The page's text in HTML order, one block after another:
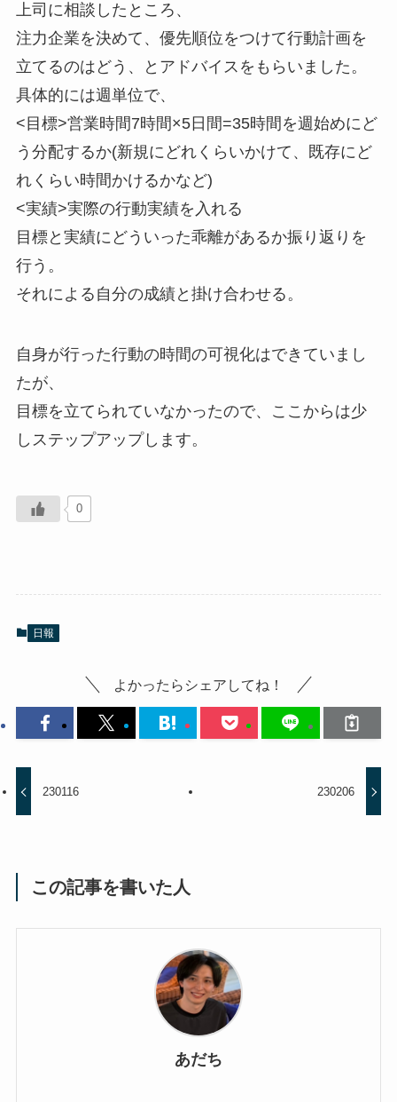
上司に相談したところ、
注力企業を決めて、優先順位をつけて行動計画を
立てるのはどう、とアドバイスをもらいました。
具体的には週単位で、
<目標>営業時間7時間×5日間=35時間を週始めにど
う分配するか(新規にどれくらいかけて、既存にど
れくらい時間かけるかなど)
<実績>実際の行動実績を入れる
目標と実績にどういった乖離があるか振り返りを
行う。
それによる自分の成績と掛け合わせる。
自身が行った行動の時間の可視化はできていまし
たが、
目標を立てられていなかったので、ここからは少
しステップアップします。
0
日報
よかったらシェアしてね！
230116 230206
この記事を書いた人
あだち